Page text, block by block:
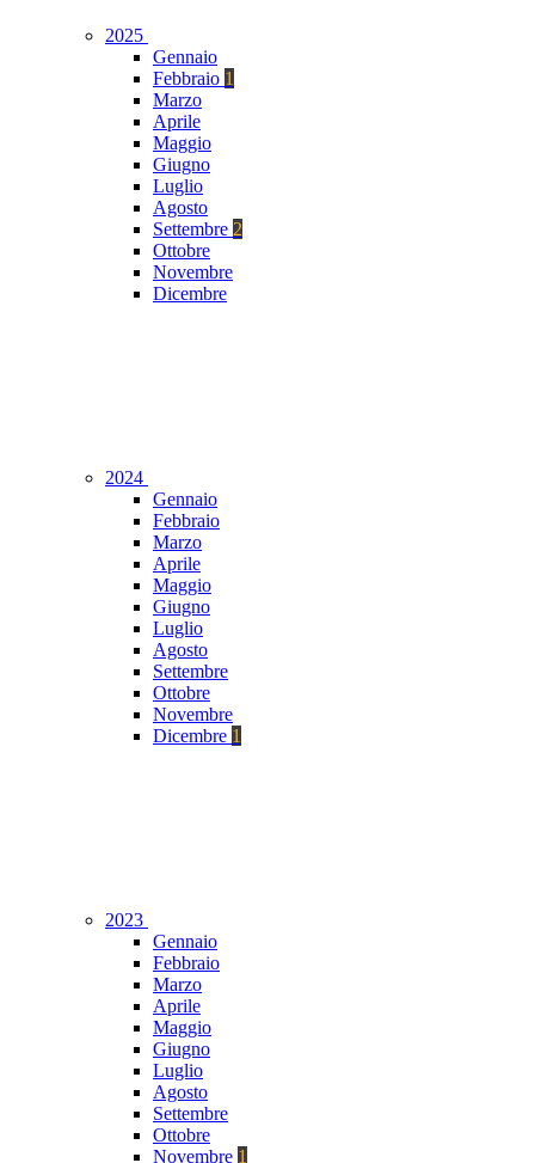
2025
Gennaio
Febbraio 1
Marzo
Aprile
Maggio
Giugno
Luglio
Agosto
Settembre 2
Ottobre
Novembre
Dicembre
2024
Gennaio
Febbraio
Marzo
Aprile
Maggio
Giugno
Luglio
Agosto
Settembre
Ottobre
Novembre
Dicembre 1
2023
Gennaio
Febbraio
Marzo
Aprile
Maggio
Giugno
Luglio
Agosto
Settembre
Ottobre
Novembre 1